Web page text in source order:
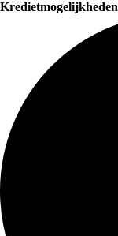
Kredietmogelijkheden